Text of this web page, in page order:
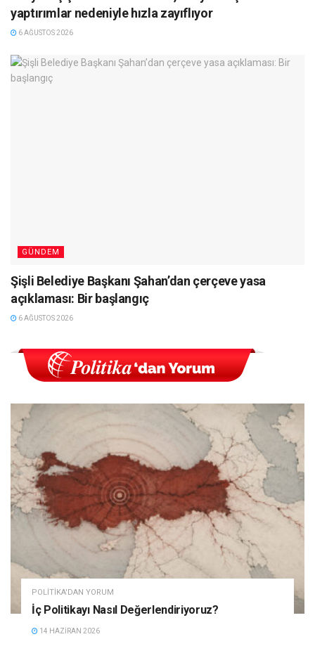
yaptırımlar nedeniyle hızla zayıflıyor
6 AĞUSTOS 2026
GÜNDEM
Şişli Belediye Başkanı Şahan’dan çerçeve yasa
açıklaması: Bir başlangıç
6 AĞUSTOS 2026
POLITIKA'DAN YORUM
İç Politikayı Nasıl Değerlendiriyoruz?
14 HAZIRAN 2026